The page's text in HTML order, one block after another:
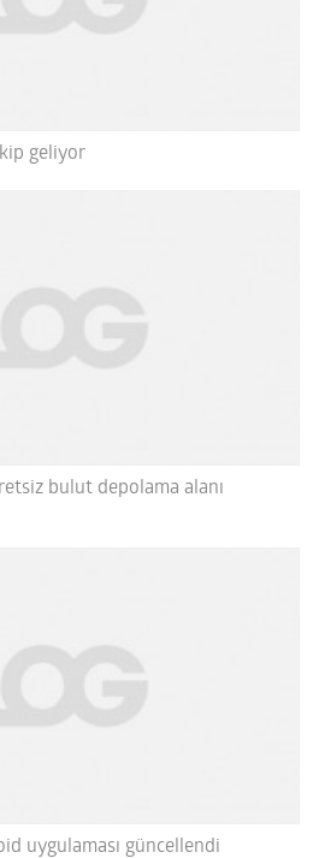
geliyor
bulut depolama alanı
uygulaması güncellendi